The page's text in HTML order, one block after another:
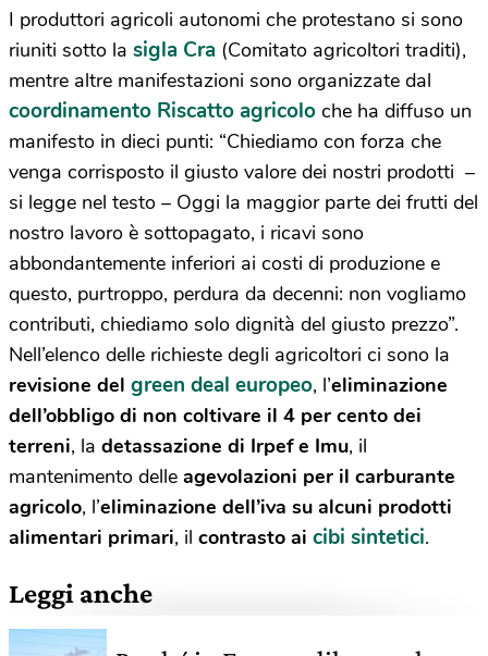
I produttori agricoli autonomi che protestano si sono
riuniti sotto la sigla Cra (Comitato agricoltori traditi),
mentre altre manifestazioni sono organizzate dal
coordinamento Riscatto agricolo che ha diffuso un
manifesto in dieci punti: “Chiediamo con forza che
venga corrisposto il giusto valore dei nostri prodotti –
si legge nel testo – Oggi la maggior parte dei frutti del
nostro lavoro è sottopagato, i ricavi sono
abbondantemente inferiori ai costi di produzione e
questo, purtroppo, perdura da decenni: non vogliamo
contributi, chiediamo solo dignità del giusto prezzo”.
Nell’elenco delle richieste degli agricoltori ci sono la
revisione del green deal europeo, l’eliminazione
dell’obbligo di non coltivare il 4 per cento dei
terreni, la detassazione di Irpef e Imu, il
mantenimento delle agevolazioni per il carburante
agricolo, l’eliminazione dell’iva su alcuni prodotti
alimentari primari, il contrasto ai cibi sintetici.
Leggi anche